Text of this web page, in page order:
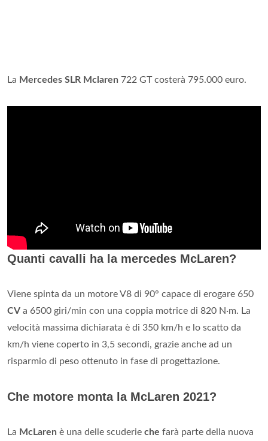
La Mercedes SLR Mclaren 722 GT costerà 795.000 euro.
Quanti cavalli ha la mercedes McLaren?
Viene spinta da un motore V8 di 90° capace di erogare 650
CV a 6500 giri/min con una coppia motrice di 820 N·m. La
velocità massima dichiarata è di 350 km/h e lo scatto da
km/h viene coperto in 3,5 secondi, grazie anche ad un
risparmio di peso ottenuto in fase di progettazione.
Che motore monta la McLaren 2021?
La McLaren è una delle scuderie che farà parte della nuova